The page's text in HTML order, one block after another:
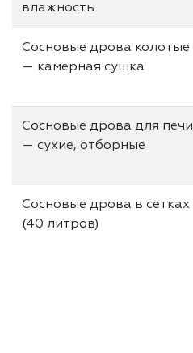
влажность
Сосновые дрова колотые
— камерная сушка
Сосновые дрова для печи
— сухие, отборные
Сосновые дрова в сетках
(40 литров)